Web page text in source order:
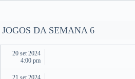
JOGOS DA SEMANA 6
20 set 2024
4:00 pm
21 set 2024